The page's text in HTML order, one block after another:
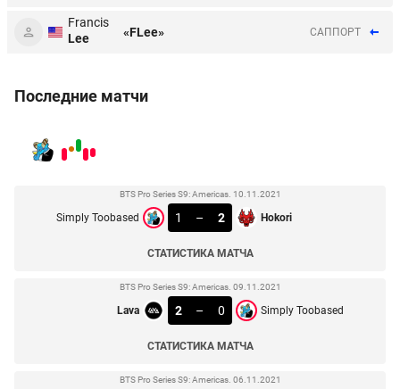
Francis
Lee
«FLee» CАППОРТ
Последние матчи
BTS Pro Series S9: Americas. 10.11.2021
Simply Toobased 1 – 2 Hokori
СТАТИСТИКА МАТЧА
BTS Pro Series S9: Americas. 09.11.2021
Lava 2 – 0 Simply Toobased
СТАТИСТИКА МАТЧА
BTS Pro Series S9: Americas. 06.11.2021